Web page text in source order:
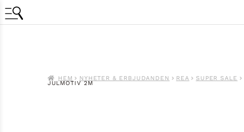
HEM NYHETER & ERBJUDANDEN REA SUPER SALE
JULMOTIV 2M